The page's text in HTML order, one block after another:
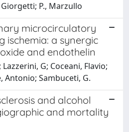
P., Marzullo
microcirculatory
ischemia: a synergic
and endothelin
G; Coceani, Flavio;
Antonio; Sambuceti, G.
and alcohol
and mortality